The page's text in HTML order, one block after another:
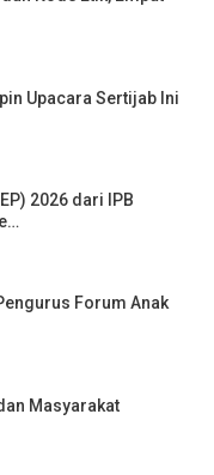
Upacara Sertijab Ini
2026 dari IPB
Forum Anak
Masyarakat